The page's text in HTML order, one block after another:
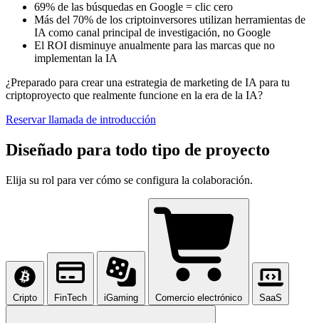
69% de las búsquedas en Google = clic cero
Más del 70% de los criptoinversores utilizan herramientas de
IA como canal principal de investigación, no Google
El ROI disminuye anualmente para las marcas que no
implementan la IA
¿Preparado para crear una estrategia de marketing de IA para tu
criptoproyecto que realmente funcione en la era de la IA?
Reservar llamada de introducción
Diseñado para todo tipo de proyecto
Elija su rol para ver cómo se configura la colaboración.
Cripto FinTech iGaming Comercio electrónico SaaS